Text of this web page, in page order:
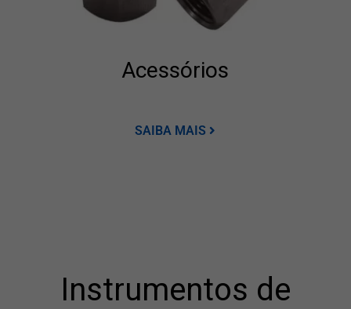
Acessórios
SAIBA MAIS
Instrumentos de